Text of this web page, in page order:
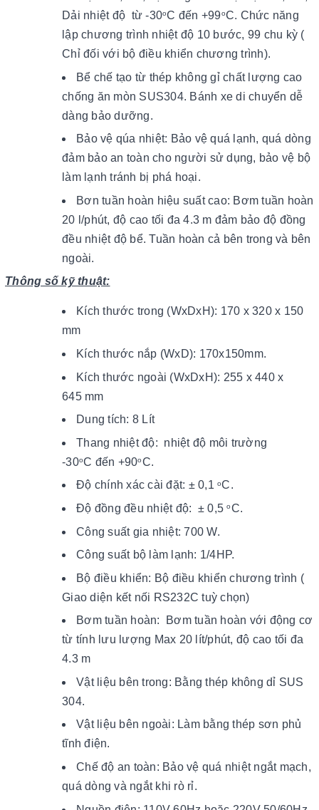
Dải nhiệt độ từ -30oC đến +99oC. Chức năng
lập chương trình nhiệt độ 10 bước, 99 chu kỳ (
Chỉ đối với bộ điều khiển chương trình).
Bể chế tạo từ thép không gỉ chất lượng cao
chống ăn mòn SUS304. Bánh xe di chuyển dễ
dàng bảo dưỡng.
Bảo vệ qúa nhiệt: Bảo vệ quá lạnh, quá dòng
đảm bảo an toàn cho người sử dụng, bảo vệ bộ
làm lạnh tránh bị phá hoại.
Bơn tuần hoàn hiệu suất cao: Bơm tuần hoàn
20 l/phút, độ cao tối đa 4.3 m đảm bảo độ đồng
đều nhiệt độ bể. Tuần hoàn cả bên trong và bên
ngoài.
Thông số kỹ thuật:
Kích thước trong (WxDxH): 170 x 320 x 150
mm
Kích thước nắp (WxD): 170x150mm.
Kích thước ngoài (WxDxH): 255 x 440 x
645 mm
Dung tích: 8 Lít
Thang nhiệt độ: nhiệt độ môi trường
-30oC đến +90oC.
Độ chính xác cài đặt: ± 0,1 oC.
Độ đồng đều nhiệt độ: ± 0,5oC.
Công suất gia nhiệt: 700 W.
Công suất bộ làm lạnh: 1/4HP.
Bộ điều khiển: Bộ điều khiển chương trình (
Giao diện kết nối RS232C tuỳ chọn)
Bơm tuần hoàn: Bơm tuần hoàn với động cơ
từ tính lưu lượng Max 20 lít/phút, độ cao tối đa
4.3 m
Vật liệu bên trong: Bằng thép không dỉ SUS
304.
Vật liệu bên ngoài: Làm bằng thép sơn phủ
tĩnh điện.
Chế độ an toàn: Bảo vệ quá nhiệt ngắt mạch,
quá dòng và ngắt khi rò rỉ.